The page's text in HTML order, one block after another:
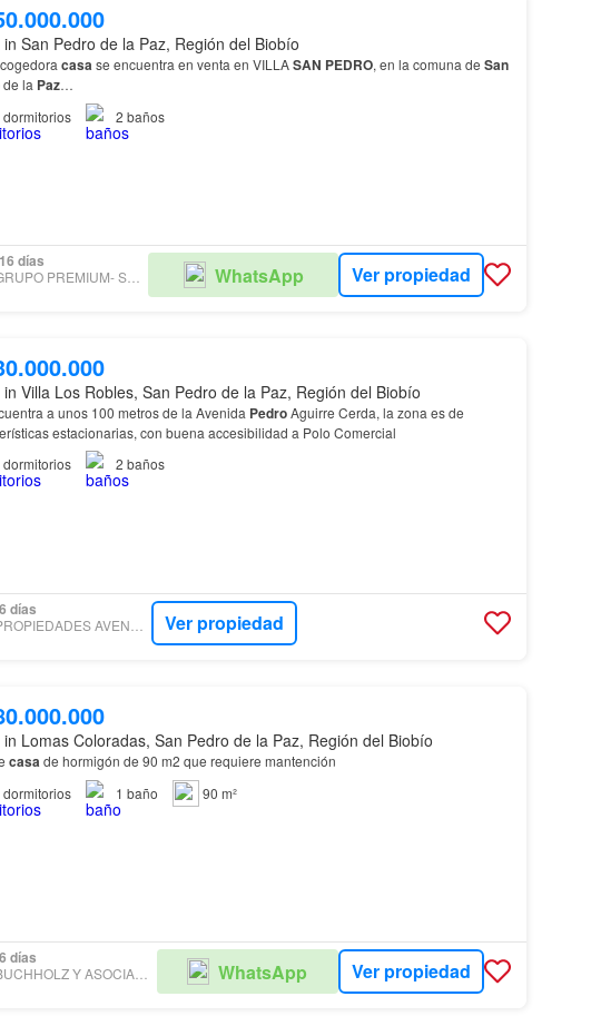
in San Pedro de la Paz, Región del Biobío
casase encuentra en venta en VILLASAN PEDRO, en la comuna de San
de la Paz…
dormitorios 2 baños
días
GRUPO PREMIUM- SUC. PROVIDENCIA WhatsApp Ver propiedad
in Villa Los Robles, San Pedro de la Paz, Región del Biobío
a unos 100 metros de la Avenida PedroAguirre Cerda, la zona es de
estacionarias, con buena accesibilidad a Polo Comercial
dormitorios 2 baños
días
Ver propiedad
in Lomas Coloradas, San Pedro de la Paz, Región del Biobío
casade hormigón de 90 m2 que requiere mantención
dormitorios 1 baño 90 m²
días
BUCHHOLZ Y ASOCIADOS PROPIEDADES WhatsApp Ver propiedad